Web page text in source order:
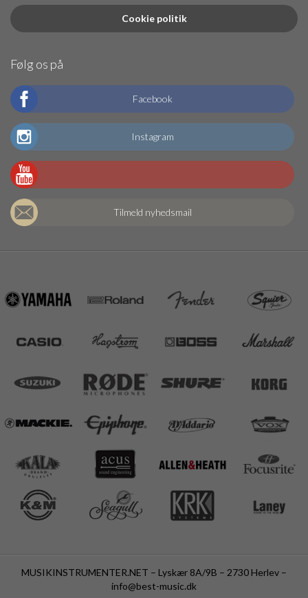
Cookie politik
Følg os på
Facebook
Instagram
Tilmeld nyhedsmail
MUSIKINSTRUMENTER.NET – Lyskær 8A/9B – 2730 Herlev –
info@best-music.dk